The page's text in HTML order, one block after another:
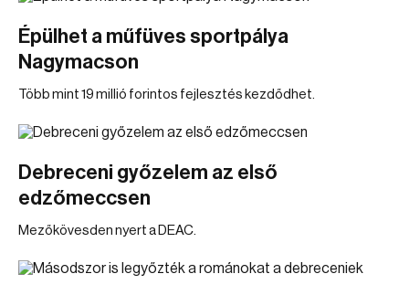
Épülhet a műfüves sportpálya
Nagymacson
Több mint 19 millió forintos fejlesztés kezdődhet.
Debreceni győzelem az első
edzőmeccsen
Mezőkövesden nyert a DEAC.